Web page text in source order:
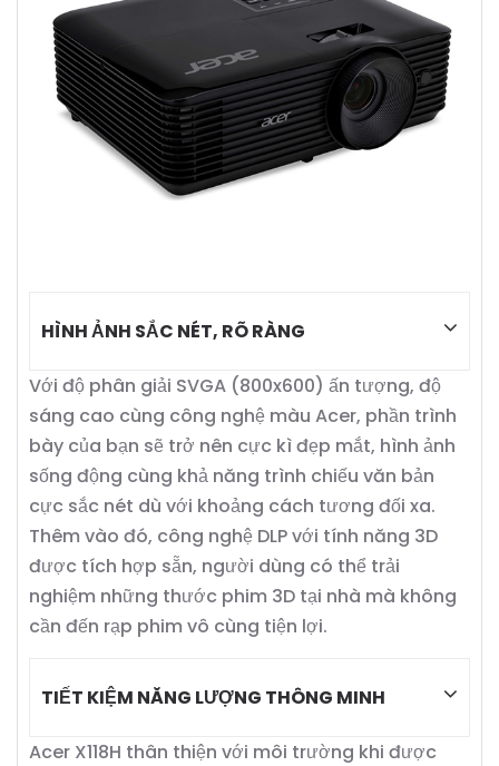
HÌNH ẢNH SẮC NÉT, RÕ RÀNG
Với độ phân giải SVGA (800x600) ấn tượng, độ
sáng cao cùng công nghệ màu Acer, phần trình
bày của bạn sẽ trở nên cực kì đẹp mắt, hình ảnh
sống động cùng khả năng trình chiếu văn bản
cực sắc nét dù với khoảng cách tương đối xa.
Thêm vào đó, công nghệ DLP với tính năng 3D
được tích hợp sẵn, người dùng có thể trải
nghiệm những thước phim 3D tại nhà mà không
cần đến rạp phim vô cùng tiện lợi.
TIẾT KIỆM NĂNG LƯỢNG THÔNG MINH
Acer X118H thân thiện với môi trường khi được